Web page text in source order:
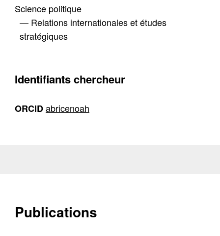
Science politique
— Relations internationales et études
stratégiques
Identifiants chercheur
ORCIDabricenoah
Publications